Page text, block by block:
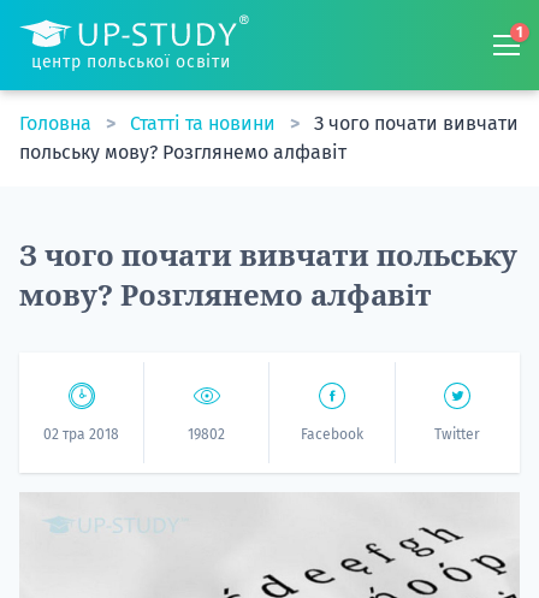
центр польської освіти
1
Головна Статті та новини
З чого почати вивчати
польську мову? Розглянемо алфавіт
З чого почати вивчати польську
мову? Розглянемо алфавіт
02 тра 2018 19802 Facebook Twitter